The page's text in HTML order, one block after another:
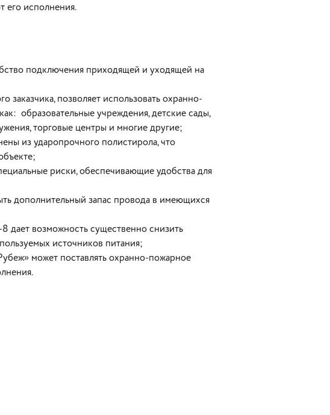
его исполнения.
подключения приходящей и уходящей на
позволяет использовать охранно-
образовательные учреждения, детские сады,
торговые центры и многие другие;
из ударопрочного полистирола, что
риски, обеспечивающие удобства для
дополнительный запас провода в имеющихся
возможность существенно снизить
источников питания;
может поставлять охранно-пожарное